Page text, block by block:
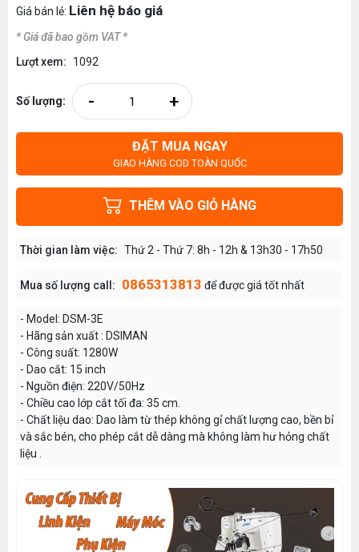
Giá bán lẻ: Liên hệ báo giá
* Giá đã bao gồm VAT *
Lượt xem:
1092
Số lượng: - +
ĐẶT MUA NGAY
GIAO HÀNG COD TOÀN QUỐC
THÊM VÀO GIỎ HÀNG
Thời gian làm việc: Thứ 2 - Thứ 7: 8h - 12h & 13h30 - 17h50
Mua số lượng call: 0865313813 để được giá tốt nhất
- Model: DSM-3E
- Hãng sản xuất : DSIMAN
- Công suất: 1280W
- Dao cắt: 15 inch
- Nguồn điện: 220V/50Hz
- Chiều cao lớp cắt tối đa: 35 cm.
- Chất liệu dao: Dao làm từ thép không gỉ chất lượng cao, bền bỉ
và sắc bén, cho phép cắt dễ dàng mà không làm hư hỏng chất
liệu .